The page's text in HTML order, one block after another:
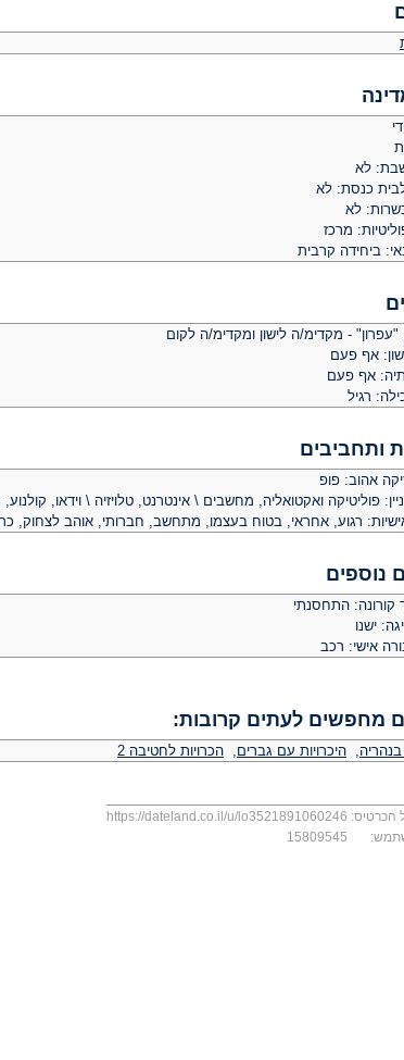
לא
כנסת: לא
לא
מרכז
ביחידה קרבית
"עפרון" - מקדימ/ה לישון ומקדימ/ה לקום
אף פעם
אף פעם
רגיל
ותחביבים
אהוב: פופ
פוליטיקה ואקטואליה, מחשבים \ אינטרנט, טלויזיה \ וידאו,
רגוע, אחראי, בטוח בעצמו, מתחשב, חברותי, אוהב לצחוק,
נוספים
קורונה: התחסנתי
ישנו
אישי: רכב
מחפשים לעתים קרובות:
בנהריה, היכרויות עם גברים, הכרויות לחטיבה 2
הכרטיס: https://dateland.co.il/u/lo3521891060246
15809545